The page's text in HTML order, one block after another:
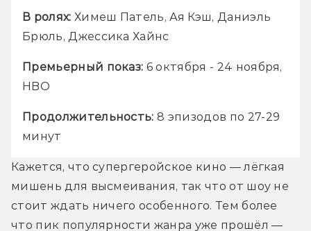
В ролях: Химеш Патель, Ая Кэш, Даниэль
Брюль, Джессика Хайнс
Премьерный показ: 6 октября - 24 ноября,
HBO
Продолжительность: 8 эпизодов по 27-29
минут
Кажется, что супергеройское кино — лёгкая
мишень для высмеивания, так что от шоу не
стоит ждать ничего особенного. Тем более
что пик популярности жанра уже прошёл —